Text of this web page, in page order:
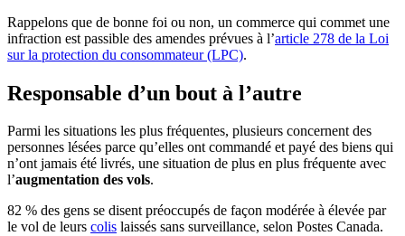
Rappelons que de bonne foi ou non, un commerce qui commet une
infraction est passible des amendes prévues à l’article 278 de la Loi
sur la protection du consommateur (LPC).
Responsable d’un bout à l’autre
Parmi les situations les plus fréquentes, plusieurs concernent des
personnes lésées parce qu’elles ont commandé et payé des biens qui
n’ont jamais été livrés, une situation de plus en plus fréquente avec
l’augmentation des vols.
82 % des gens se disent préoccupés de façon modérée à élevée par
le vol de leurs colis laissés sans surveillance, selon Postes Canada.